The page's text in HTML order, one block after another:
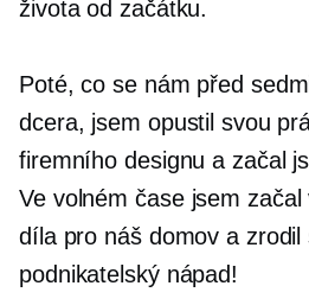
života od začátku.
Poté, co se nám před
dcera, jsem opustil svou
firemního designu a začal
Ve volném čase jsem
díla pro náš domov a zrodil
podnikatelský nápad!